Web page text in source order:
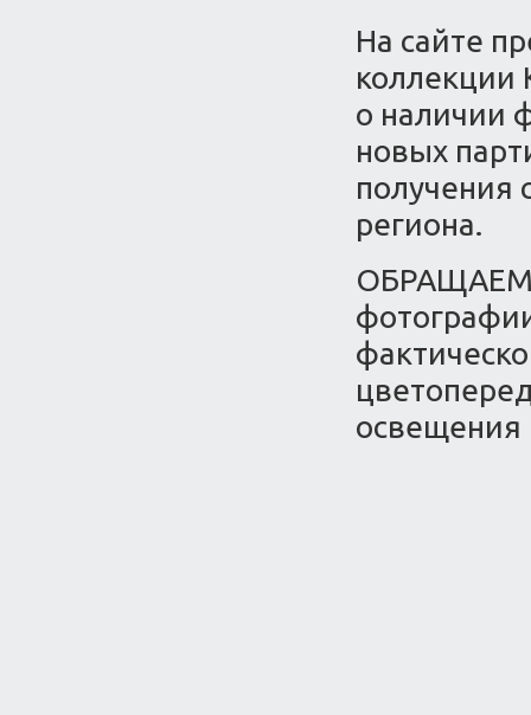
На сайте
о наличии
новых
получения
региона.
ОБРАЩАЕМ
освещения